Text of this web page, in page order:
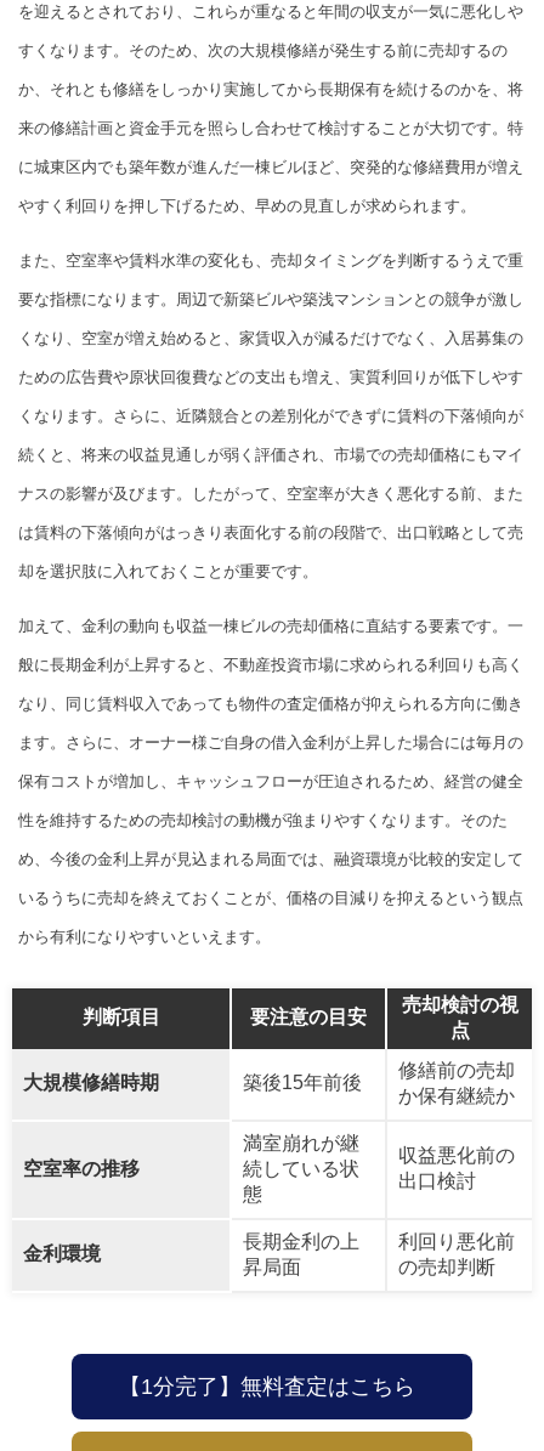
を迎えるとされており、これらが重なると年間の収支が一気に悪化しや
すくなります。そのため、次の大規模修繕が発生する前に売却するの
か、それとも修繕をしっかり実施してから長期保有を続けるのかを、将
来の修繕計画と資金手元を照らし合わせて検討することが大切です。特
に城東区内でも築年数が進んだ一棟ビルほど、突発的な修繕費用が増え
やすく利回りを押し下げるため、早めの見直しが求められます。
また、空室率や賃料水準の変化も、売却タイミングを判断するうえで重
要な指標になります。周辺で新築ビルや築浅マンションとの競争が激し
くなり、空室が増え始めると、家賃収入が減るだけでなく、入居募集の
ための広告費や原状回復費などの支出も増え、実質利回りが低下しやす
くなります。さらに、近隣競合との差別化ができずに賃料の下落傾向が
続くと、将来の収益見通しが弱く評価され、市場での売却価格にもマイ
ナスの影響が及びます。したがって、空室率が大きく悪化する前、また
は賃料の下落傾向がはっきり表面化する前の段階で、出口戦略として売
却を選択肢に入れておくことが重要です。
加えて、金利の動向も収益一棟ビルの売却価格に直結する要素です。一
般に長期金利が上昇すると、不動産投資市場に求められる利回りも高く
なり、同じ賃料収入であっても物件の査定価格が抑えられる方向に働き
ます。さらに、オーナー様ご自身の借入金利が上昇した場合には毎月の
保有コストが増加し、キャッシュフローが圧迫されるため、経営の健全
性を維持するための売却検討の動機が強まりやすくなります。そのた
め、今後の金利上昇が見込まれる局面では、融資環境が比較的安定して
いるうちに売却を終えておくことが、価格の目減りを抑えるという観点
から有利になりやすいといえます。
判断項目 要注意の目安
売却検討の視
点
大規模修繕時期 築後15年前後
修繕前の売却
か保有継続か
空室率の推移
満室崩れが継
続している状
態
収益悪化前の
出口検討
金利環境
長期金利の上
昇局面
利回り悪化前
の売却判断
【1分完了】無料査定はこちら